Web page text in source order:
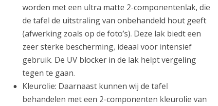
worden met een ultra matte 2-componentenlak, die
de tafel de uitstraling van onbehandeld hout geeft
(afwerking zoals op de foto’s). Deze lak biedt een
zeer sterke bescherming, ideaal voor intensief
gebruik. De UV blocker in de lak helpt vergeling
tegen te gaan.
Kleurolie: Daarnaast kunnen wij de tafel
behandelen met een 2-componenten kleurolie van